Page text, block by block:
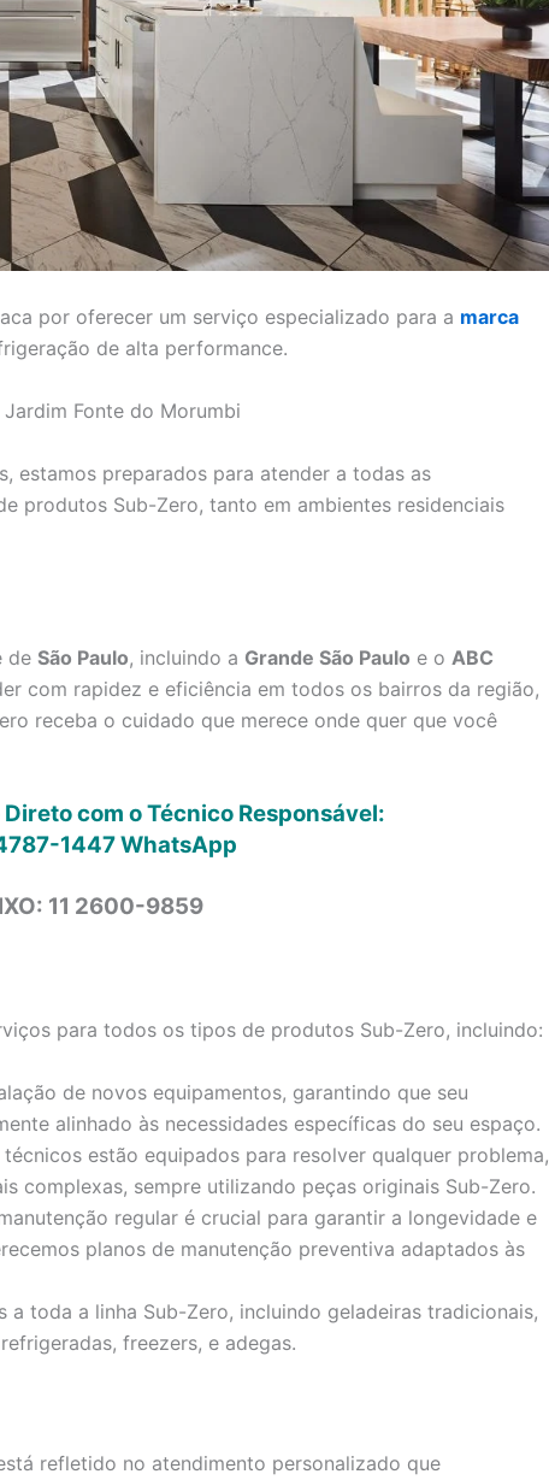
por oferecer um serviço especializado para a marca
de alta performance.
Fonte do Morumbi
estamos preparados para atender a todas as
produtos Sub-Zero, tanto em ambientes residenciais
de São Paulo, incluindo a Grande São Paulo e o ABC
com rapidez e eficiência em todos os bairros da região,
receba o cuidado que merece onde quer que você
Direto com o Técnico Responsável:
1447WhatsApp
11 2600-9859
para todos os tipos de produtos Sub-Zero, incluindo:
de novos equipamentos, garantindo que seu
alinhado às necessidades específicas do seu espaço.
técnicos estão equipados para resolver qualquer problema,
complexas, sempre utilizando peças originais Sub-Zero.
regular é crucial para garantir a longevidade e
planos de manutenção preventiva adaptados às
a toda a linha Sub-Zero, incluindo geladeiras tradicionais,
freezers, e adegas.
refletido no atendimento personalizado que